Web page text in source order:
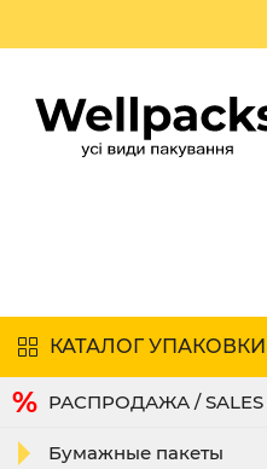
КАТАЛОГ УПАКОВКИ
РАСПРОДАЖА / SALES
Бумажные пакеты